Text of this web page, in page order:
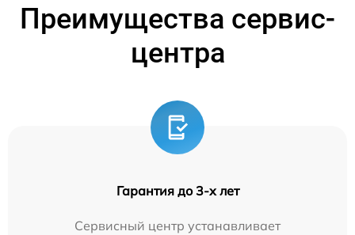
Преимущества сервис-
центра
Гарантия до 3-х лет
Сервисный центр устанавливает